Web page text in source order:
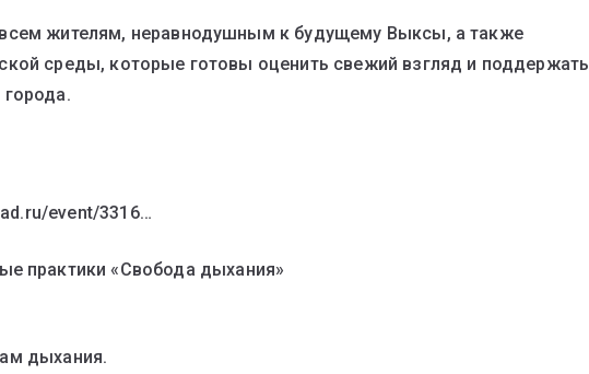
всем жителям, неравнодушным к будущему Выксы, а также
среды, которые готовы оценить свежий взгляд и поддержать
event/3316…
практики «Свобода дыхания»
дыхания.